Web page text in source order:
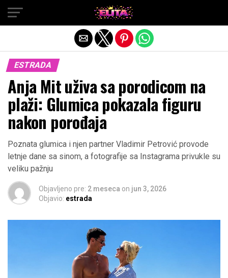
ESTRADA
Anja Mit uživa sa porodicom na
plaži: Glumica pokazala figuru
nakon porođaja
Poznata glumica i njen partner Vladimir Petrović provode
letnje dane sa sinom, a fotografije sa Instagrama privukle su
veliku pažnju
Objavljeno pre: 2 meseca on jun 3, 2026
Objavio: estrada
Exit mobile version